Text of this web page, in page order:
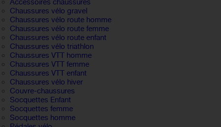
Accessoires chaussures
Chaussures vélo gravel
Chaussures vélo route homme
Chaussures vélo route femme
Chaussures vélo route enfant
Chaussures vélo triathlon
Chaussures VTT homme
Chaussures VTT femme
Chaussures VTT enfant
Chaussures vélo hiver
Couvre-chaussures
Socquettes Enfant
Socquettes femme
Socquettes homme